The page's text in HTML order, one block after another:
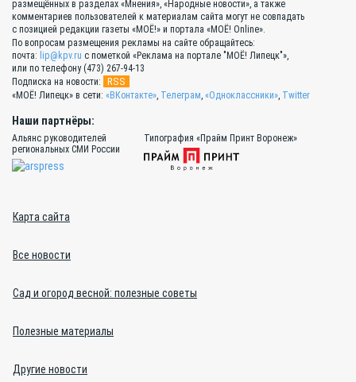
размещённых в разделах «Мнения», «Народные новости», а также
комментариев пользователей к материалам сайта могут не совпадать
с позицией редакции газеты «МОЁ!» и портала «МОЁ! Online».
По вопросам размещения рекламы на сайте обращайтесь:
почта: lip@kpv.ru с пометкой «Реклама на портале "МОЁ! Липецк"»,
или по телефону (473) 267-94-13
Подписка на новости:
RSS
«МОЁ! Липецк» в сети: «ВКонтакте», Телеграм, «Одноклассники», Twitter
Наши партнёры:
Альянс руководителей
региональных СМИ России
Типография «Прайм Принт Воронеж»
Карта сайта
Все новости
Сад и огород весной: полезные советы
Полезные материалы
Другие новости